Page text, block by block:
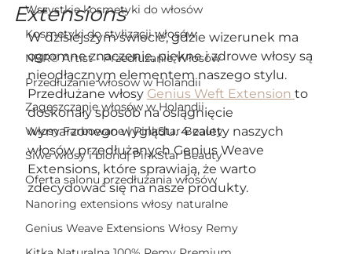
Wszystkie kosmetyki do włosów
Kosmetyki do stylizacji włosów
NBR® Artist - Przedłużanie Włosów
Przedłużanie włosów w Holandii
Zagęszczanie włosów w Holandii
Włosy Farbowane | PinkStar Beauty
Siwe włosy i blond| PinkStar Beauty
Oferta salonu przedłużania włosów
Nanoring extensions włosy naturalne
Genius Weave Extensions Włosy Remy
Extensions
W dzisiejszym świecie, gdzie wizerunek ma
ogromne znaczenie, piękne i zdrowe włosy są
nieodłącznym elementem naszego stylu.
Przedłużane włosy Genius Weft Extension to
doskonały sposób na osiągnięcie
wymarzonego wyglądu. 4 zalety naszych
włosów przedłużanych Genius Weave
Extensions, które sprawiają, że warto
zdecydować się na nasze produkty.